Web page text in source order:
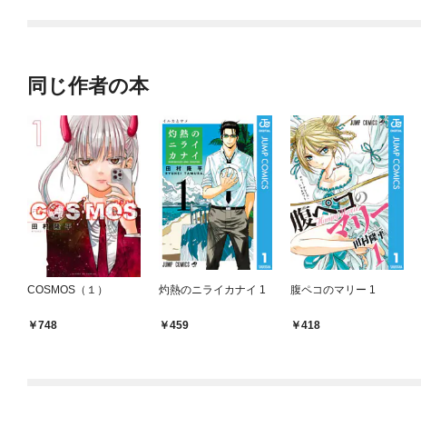
同じ作者の本
COSMOS（１）
748
灼熱のニライカナイ 1
459
腹ペコのマリー 1
418